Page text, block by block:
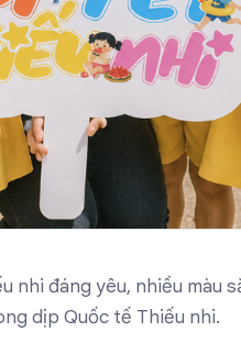
đáng yêu, nhiều màu
dịp Quốc tế Thiếu nhi.